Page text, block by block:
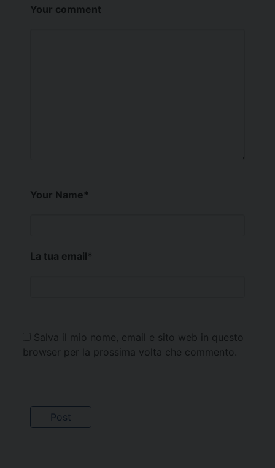
Your comment
Your Name*
La tua email*
Salva il mio nome, email e sito web in questo
browser per la prossima volta che commento.